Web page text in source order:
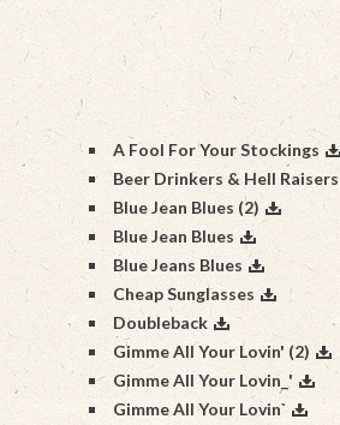
A Fool For Your Stockings
Beer Drinkers & Hell Raisers
Blue Jean Blues (2)
Blue Jean Blues
Blue Jeans Blues
Cheap Sunglasses
Doubleback
Gimme All Your Lovin' (2)
Gimme All Your Lovin_'
Gimme All Your Lovin`